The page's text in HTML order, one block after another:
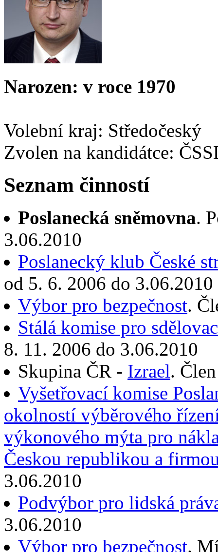
Narozen: v roce 1970
Volební kraj: Středočeský
Zvolen na kandidátce:
Seznam činností
Poslanecká sněmovna.
3.06.2010
Poslanecký klub České
od 5. 6. 2006 do 3.06.2010
Výbor pro bezpečnost.
Stálá komise pro
8. 11. 2006 do 3.06.2010
Skupina ČR - Izrael.
Vyšetřovací komise
okolností výběrového
výkonového mýta pro
Českou republikou a
3.06.2010
Podvýbor pro lidská
3.06.2010
Výbor pro bezpečnost.